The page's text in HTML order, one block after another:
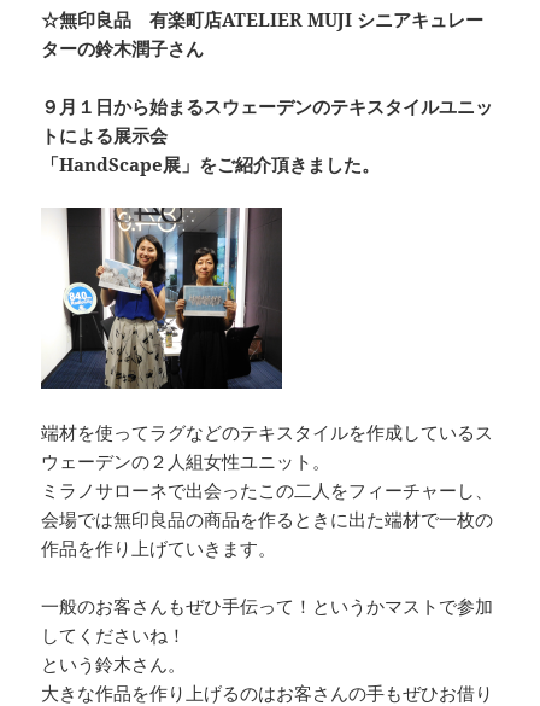
b
o
o
k
d Li
k
☆無印良品 有楽町店ATELIER MUJI シニアキュレー
ターの鈴木潤子さん
９月１日から始まるスウェーデンのテキスタイルユニッ
トによる展示会
「HandScape展」をご紹介頂きました。
端材を使ってラグなどのテキスタイルを作成しているス
ウェーデンの２人組女性ユニット。
ミラノサローネで出会ったこの二人をフィーチャーし、
会場では無印良品の商品を作るときに出た端材で一枚の
作品を作り上げていきます。
一般のお客さんもぜひ手伝って！というかマストで参加
してくださいね！
という鈴木さん。
大きな作品を作り上げるのはお客さんの手もぜひお借り